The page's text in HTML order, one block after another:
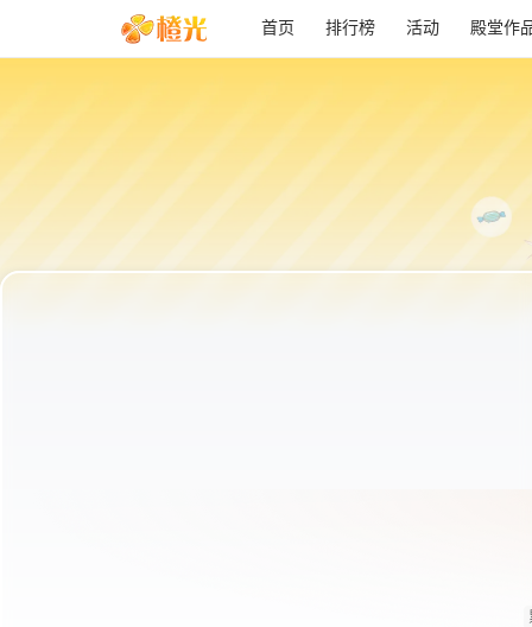
首页 排行榜 活动 殿堂作